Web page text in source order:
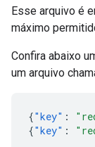
Esse arquivo é
máximo
Confira abaixo
um arquivo
{"key" :
{"key" :